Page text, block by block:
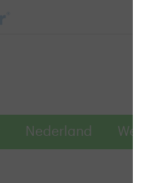
Nederland